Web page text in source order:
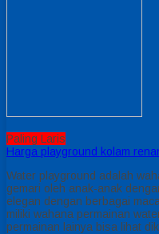
Paling Laris
Harga playground kolam
Water playground adalah
gemari oleh anak-anak
elegan dengan berbagai
miliki wahana permainan
permainan lainya bisa lihat